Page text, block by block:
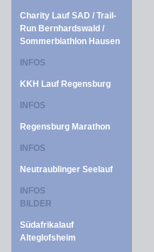
Charity Lauf SAD / Trail-
Run Bernhardswald /
Sommerbiathlon Hausen
INFOS
KKH Lauf Regensburg
INFOS
Regensburg Marathon
INFOS
Neutraublinger Seelauf
INFOS
BILDER
Südafrikalauf
Alteglofsheim